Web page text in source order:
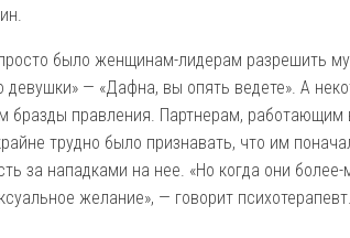
было женщинам-лидерам разрешить
девушки» — «Дафна, вы опять ведете». А
бразды правления. Партнерам,
трудно было признавать, что им
за нападками на нее. «Но когда они
желание», — говорит психотерапевт.